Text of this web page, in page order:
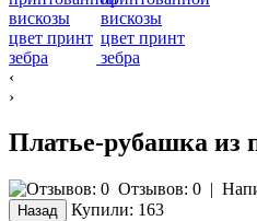
‹
›
Платье-рубашка из
Отзывов: 0 |
Купили: 163